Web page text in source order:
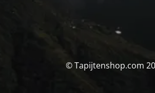
© Tapijtenshop.com